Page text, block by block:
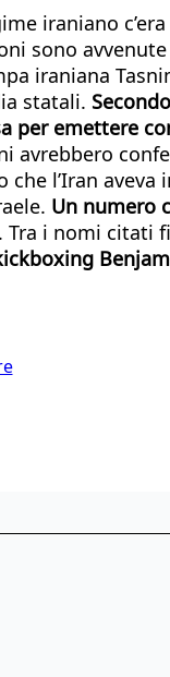
iraniano
sono
iraniana
statali.
per emettere
l’Iran
Un numero
i nomi citati